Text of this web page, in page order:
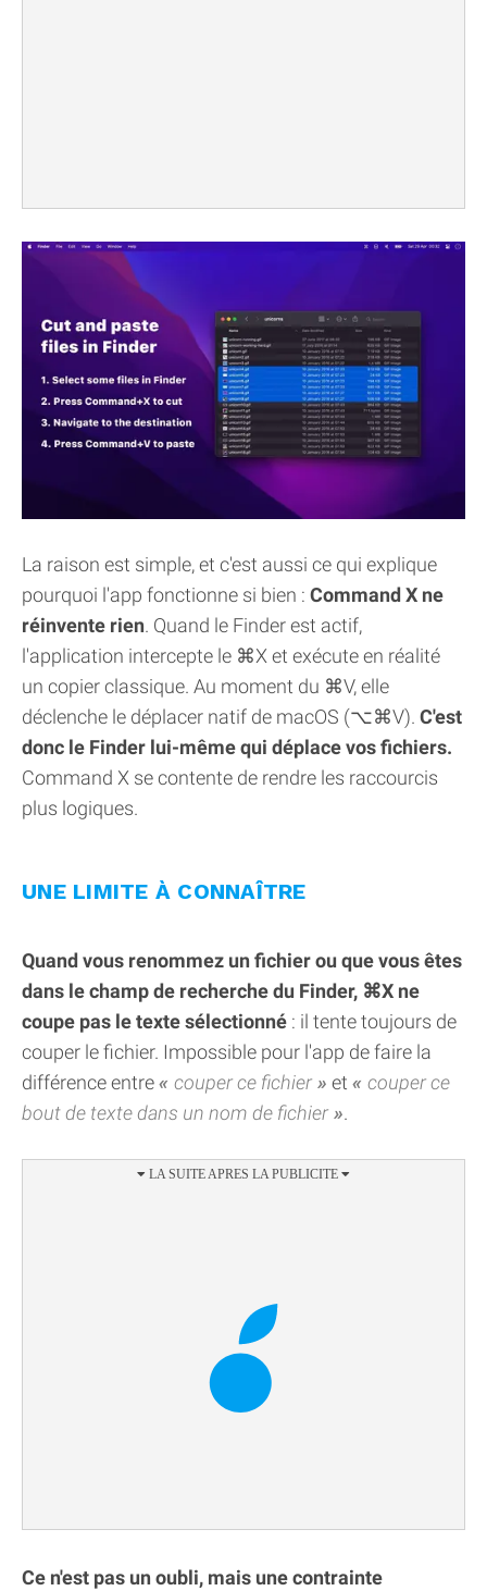
La raison est simple, et c'est aussi ce qui explique
pourquoi l'app fonctionne si bien : Command X ne
réinvente rien. Quand le Finder est actif,
l'application intercepte le ⌘X et exécute en réalité
un copier classique. Au moment du ⌘V, elle
déclenche le déplacer natif de macOS (⌥⌘V). C'est
donc le Finder lui-même qui déplace vos fichiers.
Command X se contente de rendre les raccourcis
plus logiques.
UNE LIMITE À CONNAÎTRE
Quand vous renommez un fichier ou que vous êtes
dans le champ de recherche du Finder, ⌘X ne
coupe pas le texte sélectionné : il tente toujours de
couper le fichier. Impossible pour l'app de faire la
différence entre
couper ce fichier et
couper ce
bout de texte dans un nom de fichier
.
Ce n'est pas un oubli, mais une contrainte